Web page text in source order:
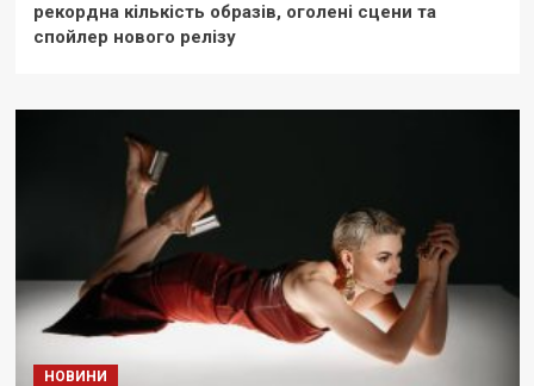
рекордна кількість образів, оголені сцени та
спойлер нового релізу
НОВИНИ